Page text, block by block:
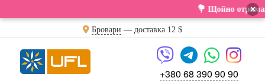
💐 Щойно отримали свіжу
×
Бровари — доставка 12 $
+380 68 390 90 90